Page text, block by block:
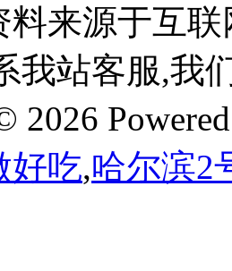
料来源于互
我站客服,我
2026
好吃,哈尔滨2